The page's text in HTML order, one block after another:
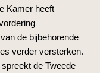
Kamer heeft
de bijbehorende
verder versterken.
de Tweede